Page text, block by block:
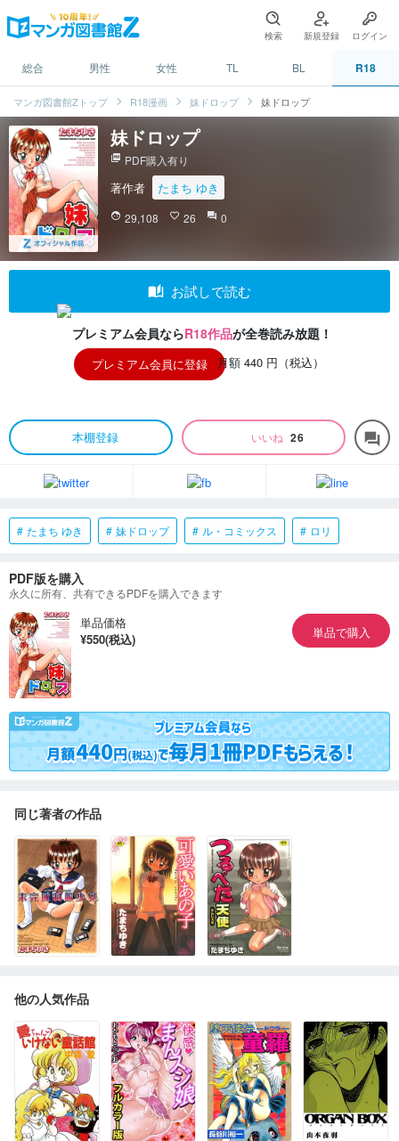
検索 新規登録 ログイン
総合 男性 女性 TL BL R18
マンガ図書館Zトップ R18漫画 妹ドロップ 妹ドロップ
妹ドロップ
picture_as_pdf PDF購入有り
著作者 たまち ゆき
face 29,108 favorite_border 26 question_answer 0
auto_stories お試しで読む
プレミアム会員ならR18作品が全巻読み放題！
プレミアム会員に登録 月額 440 円（税込）
本棚登録 いいね 26 forum
たまち ゆき 妹ドロップ ル・コミックス ロリ
PDF版を購入
永久に所有、共有できるPDFを購入できます
単品価格
¥550(税込)
単品で購入
同じ著者の作品
他の人気作品